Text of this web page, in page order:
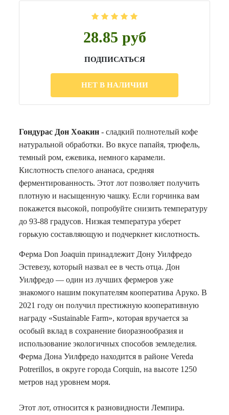
28.85 руб
ПОДПИСАТЬСЯ
НЕТ В НАЛИЧИИ
Гондурас Дон Хоакин - сладкий полнотелый кофе
натуральной обработки. Во вкусе папайя, трюфель,
темный ром, ежевика, немного карамели.
Кислотность спелого ананаса, средняя
ферментированность. Этот лот позволяет получить
плотную и насыщенную чашку. Если горчинка вам
покажется высокой, попробуйте снизить температуру
до 93-88 градусов. Низкая температура уберет
горькую составляющую и подчеркнет кислотность.
Ферма Don Joaquin принадлежит Дону Уилфредо
Эстевезу, который назвал ее в честь отца. Дон
Уилфредо — один из лучших фермеров уже
знакомого нашим покупателям кооператива Аруко. В
2021 году он получил престижную кооперативную
награду «Sustainable Farm», которая вручается за
особый вклад в сохранение биоразнообразия и
использование экологичных способов земледелия.
Ферма Дона Уилфредо находится в районе Vereda
Potrerillos, в округе города Corquin, на высоте 1250
метров над уровнем моря.
Этот лот, относится к разновидности Лемпира.